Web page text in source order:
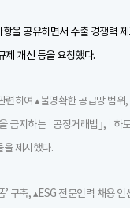
을 공유하면서 수출 경쟁력
제 개선 등을 요청했다.
하여 ▴불명확한 공급망 범위
금지하는 ｢공정거래법｣, ｢하
을 제시했다.
구축, ▴ESG 전문인력 채용